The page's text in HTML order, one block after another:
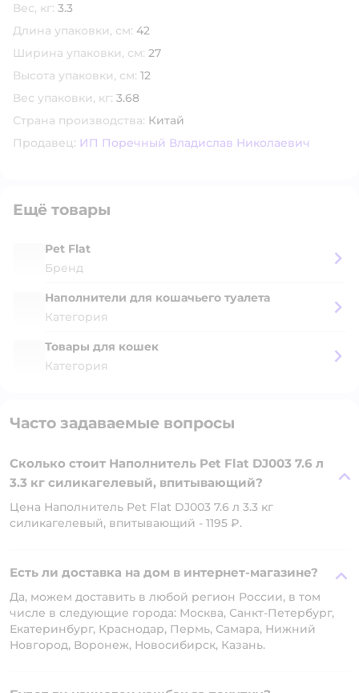
Вес, кг: 3.3
Длина упаковки, см: 42
Ширина упаковки, см: 27
Высота упаковки, см: 12
Вес упаковки, кг: 3.68
Страна производства: Китай
Продавец: ИП Поречный Владислав Николаевич
Ещё товары
Pet Flat
Бренд
Наполнители для кошачьего туалета
Категория
Товары для кошек
Категория
Часто задаваемые вопросы
Сколько стоит Наполнитель Pet Flat DJ003 7.6 л
3.3 кг силикагелевый, впитывающий?
Цена Наполнитель Pet Flat DJ003 7.6 л 3.3 кг
силикагелевый, впитывающий - 1195 ₽.
Есть ли доставка на дом в интернет-магазине?
Да, можем доставить в любой регион России, в том
числе в следующие города: Москва, Санкт-Петербург,
Екатеринбург, Краснодар, Пермь, Самара, Нижний
Новгород, Воронеж, Новосибирск, Казань.